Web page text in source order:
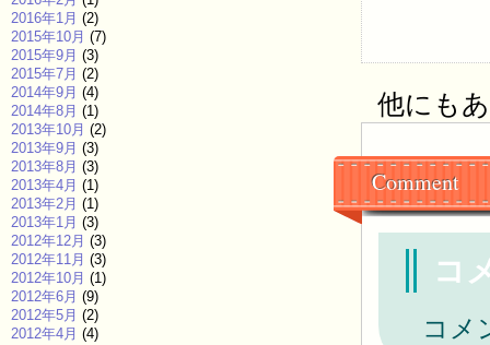
他にも
Comment
コ
コメ
2016年1月 (2)
2015年10月 (7)
2015年9月 (3)
2015年7月 (2)
2014年9月 (4)
2014年8月 (1)
2013年10月 (2)
2013年9月 (3)
2013年8月 (3)
2013年4月 (1)
2013年2月 (1)
2013年1月 (3)
2012年12月 (3)
2012年11月 (3)
2012年10月 (1)
2012年6月 (9)
2012年5月 (2)
2012年4月 (4)